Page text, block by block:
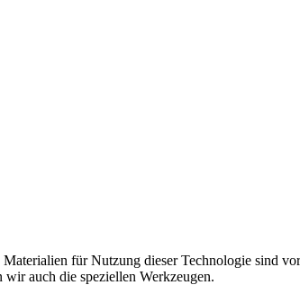
Materialien für Nutzung dieser Technologie sind
auch die speziellen Werkzeugen.